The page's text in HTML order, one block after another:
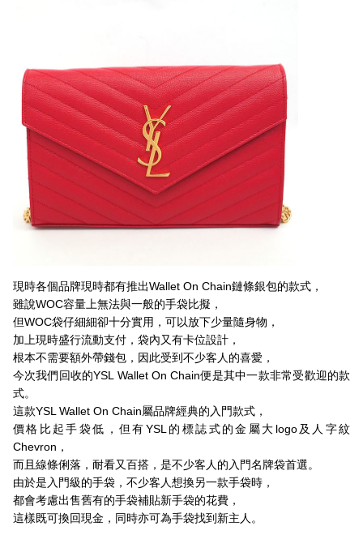
現時各個品牌現時都有推出Wallet On Chain鏈條銀包的款式，
雖說WOC容量上無法與一般的手袋比擬，
但WOC袋仔細細卻十分實用，可以放下少量隨身物，
加上現時盛行流動支付，袋內又有卡位設計，
根本不需要額外帶錢包，因此受到不少客人的喜愛，
今次我們回收的YSL Wallet On Chain便是其中一款非常受歡迎的款
式。
這款YSL Wallet On Chain屬品牌經典的入門款式，
價格比起手袋低，但有YSL的標誌式的金屬大logo及人字紋
Chevron，
而且線條俐落，耐看又百搭，是不少客人的入門名牌袋首選。
由於是入門級的手袋，不少客人想換另一款手袋時，
都會考慮出售舊有的手袋補貼新手袋的花費，
這樣既可換回現金，同時亦可為手袋找到新主人。